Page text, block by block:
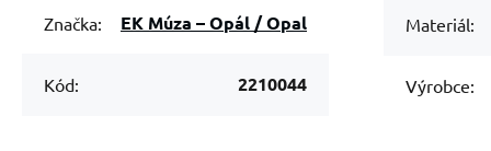
Značka: EK Múza – Opál / Opal
Kód: 2210044
Materiál:
Výrobce: